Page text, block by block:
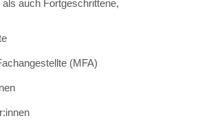
als auch Fortgeschrittene,
(MFA)